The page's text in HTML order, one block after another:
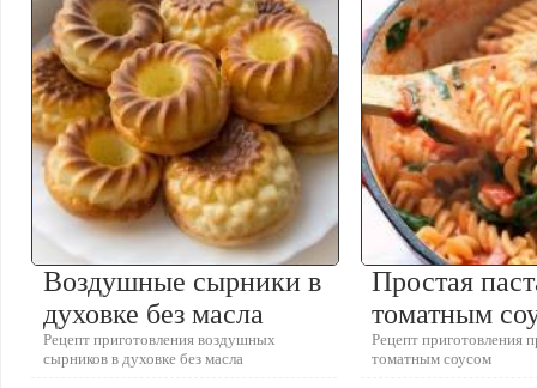
Воздушные сырники в
духовке без масла
Рецепт приготовления воздушных
сырников в духовке без масла
Простая
томатным
Рецепт приготовления
томатным соусом